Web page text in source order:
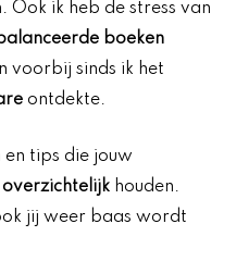
Ook ik heb de stress van
boeken
voorbij sinds ik het
ontdekte.
tips die jouw
overzichtelijk houden.
jij weer baas wordt